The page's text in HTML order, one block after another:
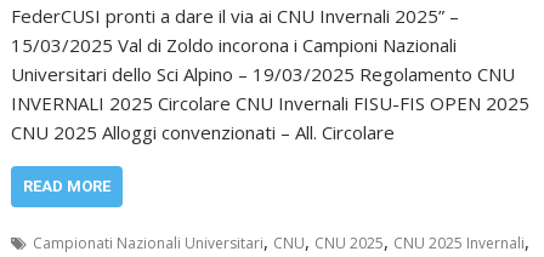
FederCUSI pronti a dare il via ai CNU Invernali 2025” –
15/03/2025 Val di Zoldo incorona i Campioni Nazionali
Universitari dello Sci Alpino – 19/03/2025 Regolamento CNU
INVERNALI 2025 Circolare CNU Invernali FISU-FIS OPEN 2025
CNU 2025 Alloggi convenzionati – All. Circolare
READ MORE
Campionati Nazionali Universitari, CNU, CNU 2025, CNU 2025 Invernali,